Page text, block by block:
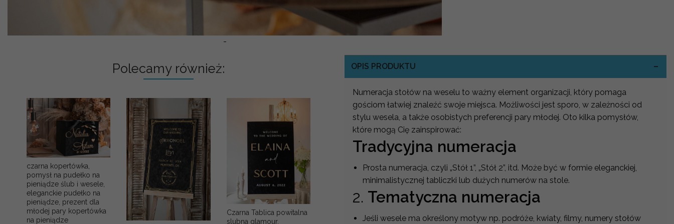
-
Polecamy również:
czarna kopertówka,
pomysł na pudełko na
pieniądze ślub i wesele,
eleganckie pudełko na
pieniądze, prezent dla
młodej pary kopertówka
na pieniądze
Czarna Tablica powitalna
slubna glamour,
OPIS PRODUKTU
Numeracja stołów na weselu to ważny element organizacji, który pomaga
gościom łatwiej znaleźć swoje miejsca. Możliwości jest sporo, w zależności od
stylu wesela, a także osobistych preferencji pary młodej. Oto kilka pomysłów,
które mogą Cię zainspirować:
Tradycyjna numeracja
Prosta numeracja, czyli „Stół 1”, „Stół 2”, itd. Może być w formie eleganckiej,
minimalistycznej tabliczki lub dużych numerów na stole.
2. Tematyczna numeracja
Jeśli wesele ma określony motyw np. podróże, kwiaty, filmy, numery stołów